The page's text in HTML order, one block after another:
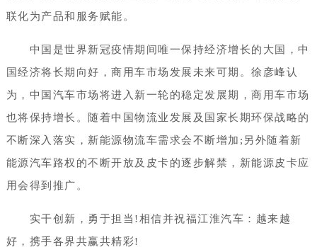
联化为产品和服务赋能。
中国是世界新冠疫情期间唯一保持经济增长的大国，中
国经济将长期向好，商用车市场发展未来可期。徐彦峰认
为，中国汽车市场将进入新一轮的稳定发展期，商用车市场
也将保持增长。随着中国物流业发展及国家长期环保战略的
不断深入落实，新能源物流车需求会不断增加;另外随着新
能源汽车路权的不断开放及皮卡的逐步解禁，新能源皮卡应
用会得到推广。
实干创新，勇于担当!相信并祝福江淮汽车：越来越
好，携手各界共赢共精彩!